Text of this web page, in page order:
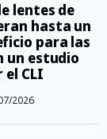
lentes de
hasta un
para las
un estudio
el CLI
2026